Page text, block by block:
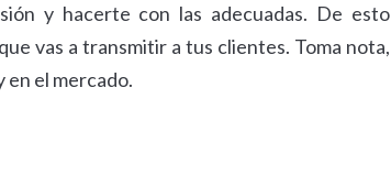
y hacerte con las adecuadas. De esto
vas a transmitir a tus clientes. Toma nota,
en el mercado.